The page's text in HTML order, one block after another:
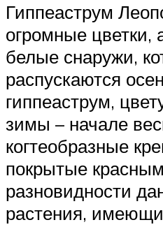
Гиппеаструм
огромные цветки,
белые снаружи,
распускаются
гиппеаструм,
зимы – начале
когтеобразные
покрытые
разновидности
растения,